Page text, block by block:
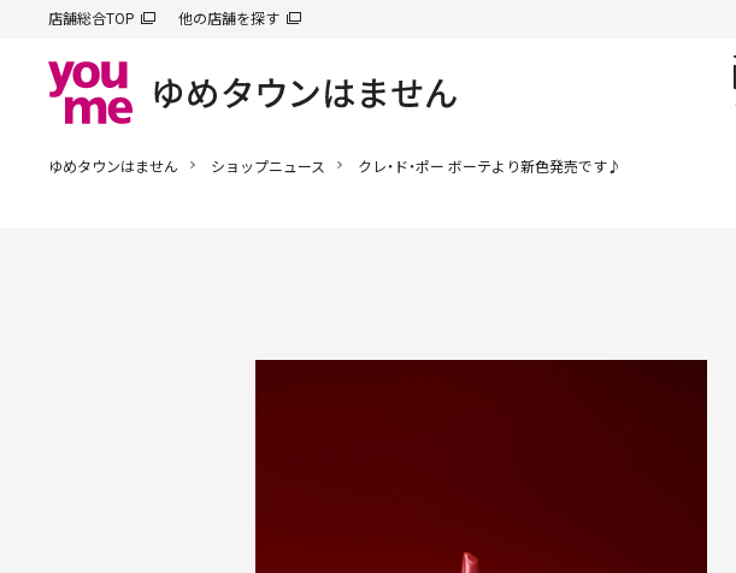
店舗総合TOP 他の店舗を探す
ゆめタウンはません ショップニュース クレ・ド・ポー ボーテより新色発売です♪